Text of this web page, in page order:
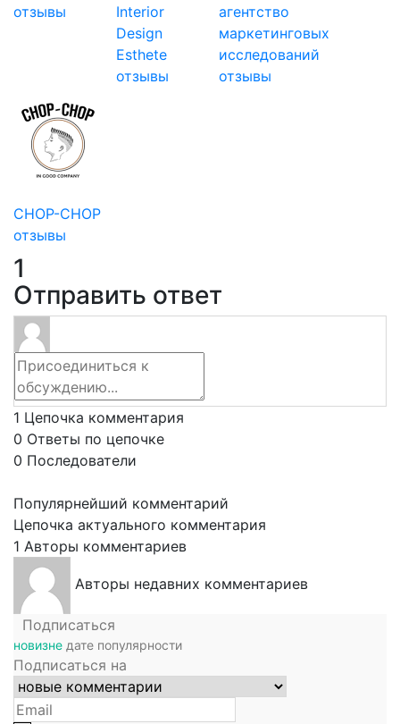
отзывы
Interior
Design
Esthete
отзывы
агентство
маркетинговых
исследований
отзывы
CHOP-CHOP
отзывы
1
Отправить ответ
1 Цепочка комментария
0 Ответы по цепочке
0 Последователи
Популярнейший комментарий
Цепочка актуального комментария
1 Авторы комментариев
Авторы недавних комментариев
Подписаться
новизне дате популярности
Подписаться на